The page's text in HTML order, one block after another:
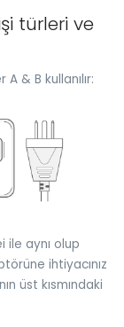
türleri ve
& B kullanılır:
ile aynı olup
ihtiyacınız
üst kısmındaki